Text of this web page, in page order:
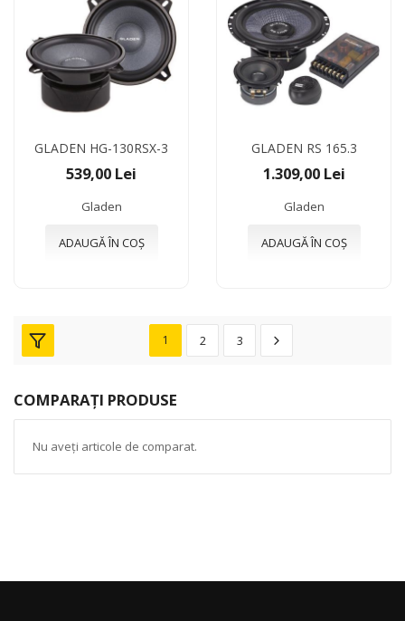
GLADEN HG-130RSX-3
539,00 Lei
Gladen
ADAUGĂ ÎN COȘ
GLADEN RS 165.3
1.309,00 Lei
Gladen
ADAUGĂ ÎN COȘ
1 2 3
COMPARAȚI PRODUSE
Nu aveți articole de comparat.